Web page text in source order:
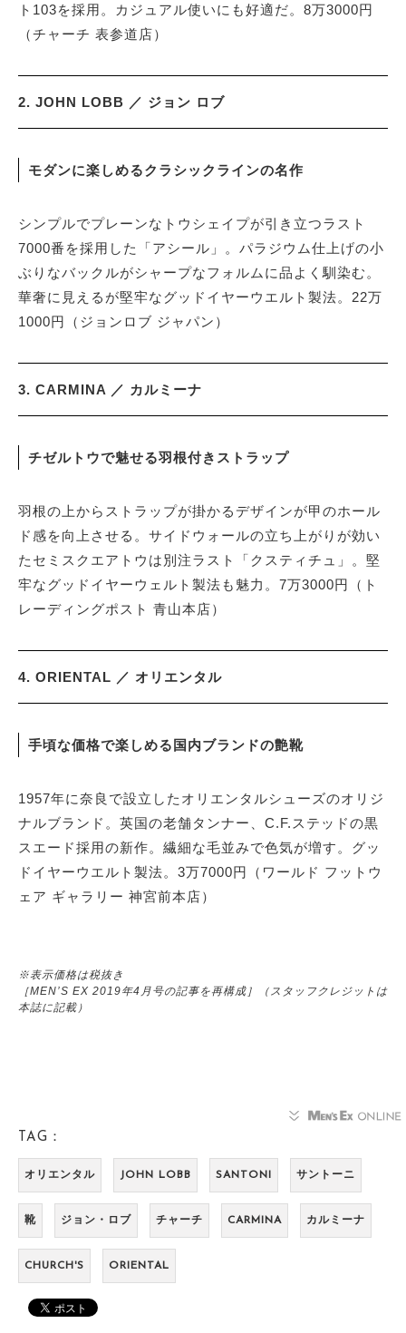
ト103を採用。カジュアル使いにも好適だ。8万3000円
（チャーチ 表参道店）
2. JOHN LOBB ／ ジョン ロブ
モダンに楽しめるクラシックラインの名作
シンプルでプレーンなトウシェイプが引き立つラスト
7000番を採用した「アシール」。パラジウム仕上げの小
ぶりなバックルがシャープなフォルムに品よく馴染む。
華奢に見えるが堅牢なグッドイヤーウエルト製法。22万
1000円（ジョンロブ ジャパン）
3. CARMINA ／ カルミーナ
チゼルトウで魅せる羽根付きストラップ
羽根の上からストラップが掛かるデザインが甲のホール
ド感を向上させる。サイドウォールの立ち上がりが効い
たセミスクエアトウは別注ラスト「クスティチュ」。堅
牢なグッドイヤーウェルト製法も魅力。7万3000円（ト
レーディングポスト 青山本店）
4. ORIENTAL ／ オリエンタル
手頃な価格で楽しめる国内ブランドの艶靴
1957年に奈良で設立したオリエンタルシューズのオリジ
ナルブランド。英国の老舗タンナー、C.F.ステッドの黒
スエード採用の新作。繊細な毛並みで色気が増す。グッ
ドイヤーウエルト製法。3万7000円（ワールド フットウ
ェア ギャラリー 神宮前本店）
※表示価格は税抜き
［MEN’S EX 2019年4月号の記事を再構成］（スタッフクレジットは
本誌に記載）
TAG：
オリエンタル JOHN LOBB SANTONI サントーニ
靴 ジョン・ロブ チャーチ CARMINA カルミーナ
CHURCH'S ORIENTAL